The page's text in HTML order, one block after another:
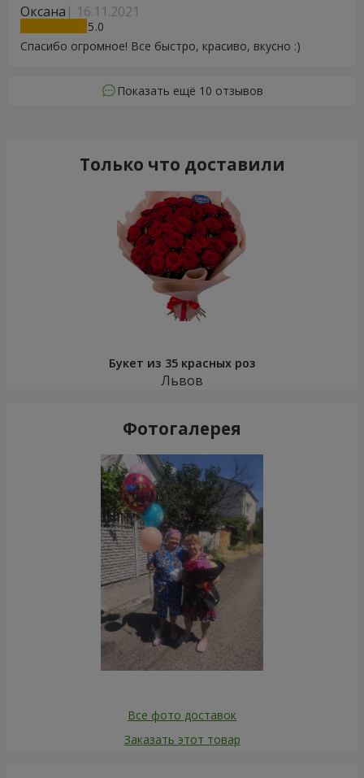
Оксана 16.11.2021
5
Спасибо огромное! Все быстро, красиво, вкусно :)
Показать ещё 10 отзывов
Только что доставили
Букет из 35 красных роз
Львов
Фотогалерея
Все фото доставок
Заказать этот товар